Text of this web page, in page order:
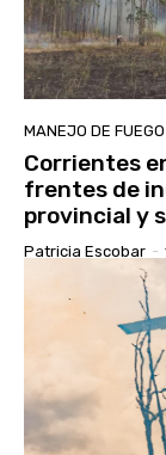
MANEJO DE FUEGO
Corrientes
frentes de
provincial y
Patricia Escobar -